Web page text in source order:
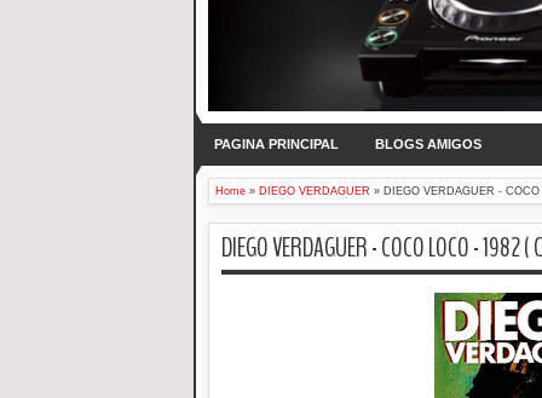
PAGINA PRINCIPAL BLOGS AMIGOS
Home » DIEGO VERDAGUER » DIEGO VERDAGUER -
DIEGO VERDAGUER - COCO LOCO - 1982